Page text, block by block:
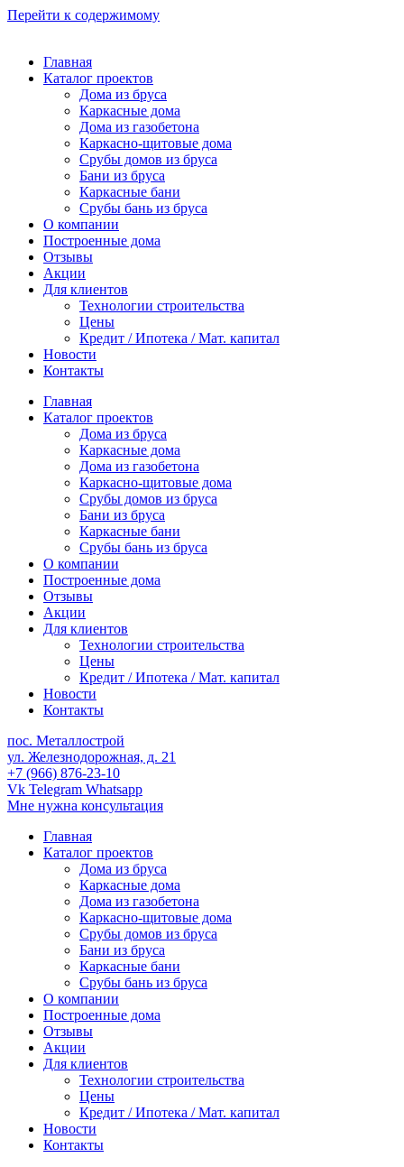
Перейти к содержимому
Главная
Каталог проектов
Дома из бруса
Каркасные дома
Дома из газобетона
Каркасно-щитовые дома
Срубы домов из бруса
Бани из бруса
Каркасные бани
Срубы бань из бруса
О компании
Построенные дома
Отзывы
Акции
Для клиентов
Технологии строительства
Цены
Кредит / Ипотека / Мат. капитал
Новости
Контакты
Главная
Каталог проектов
Дома из бруса
Каркасные дома
Дома из газобетона
Каркасно-щитовые дома
Срубы домов из бруса
Бани из бруса
Каркасные бани
Срубы бань из бруса
О компании
Построенные дома
Отзывы
Акции
Для клиентов
Технологии строительства
Цены
Кредит / Ипотека / Мат. капитал
Новости
Контакты
пос. Металлострой
ул. Железнодорожная, д. 21
+7 (966) 876-23-10
Vk Telegram Whatsapp
Мне нужна консультация
Главная
Каталог проектов
Дома из бруса
Каркасные дома
Дома из газобетона
Каркасно-щитовые дома
Срубы домов из бруса
Бани из бруса
Каркасные бани
Срубы бань из бруса
О компании
Построенные дома
Отзывы
Акции
Для клиентов
Технологии строительства
Цены
Кредит / Ипотека / Мат. капитал
Новости
Контакты